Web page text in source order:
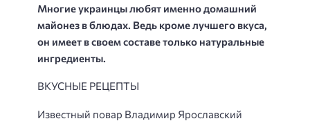
Многие украинцы любят именно домашний
майонез в блюдах. Ведь кроме лучшего вкуса,
он имеет в своем составе только натуральные
ингредиенты.
ВКУСНЫЕ РЕЦЕПТЫ
Известный повар Владимир Ярославский